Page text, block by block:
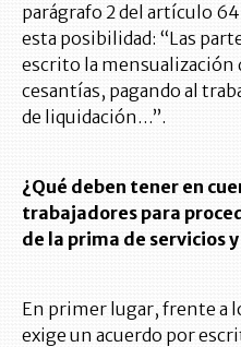
parágrafo 2 del artículo
esta posibilidad: “Las
escrito la mensualización
cesantías, pagando al
de liquidación…”.
¿Qué deben tener en
trabajadores para
de la prima de servicios
En primer lugar, frente a
exige un acuerdo por